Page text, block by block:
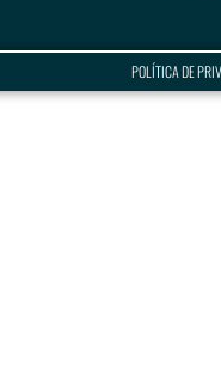
POLÍTICA DE